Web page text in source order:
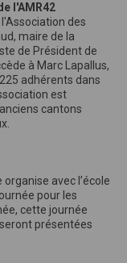
l'AMR42
des
maire de la
de Président de
à Marc Lapallus,
adhérents dans
est
cantons
avec l’école
pour les
cette journée
présentées